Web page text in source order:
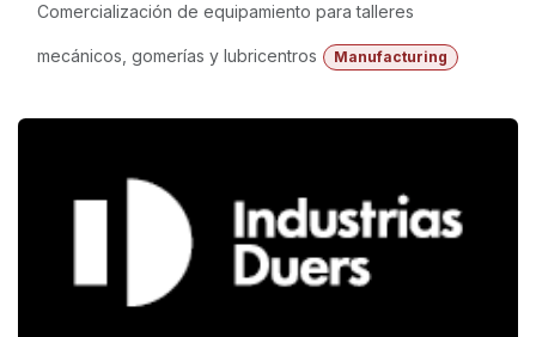
Comercialización de equipamiento para talleres
mecánicos, gomerías y lubricentros Manufacturing